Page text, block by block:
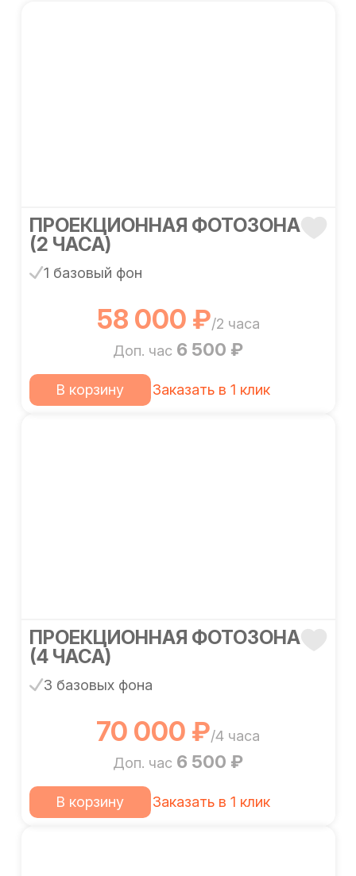
ПРОЕКЦИОННАЯ ФОТОЗОНА
(2 ЧАСА)
1 базовый фон
58 000 ₽/2 часа
Доп. час 6 500 ₽
В корзину Заказать в 1 клик
ПРОЕКЦИОННАЯ ФОТОЗОНА
(4 ЧАСА)
3 базовых фона
70 000 ₽/4 часа
Доп. час 6 500 ₽
В корзину Заказать в 1 клик